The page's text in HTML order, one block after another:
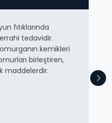
fıtıklarında
tedavidir.
kemikleri
birleştiren,
maddelerdir.